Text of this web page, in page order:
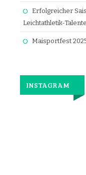
Erfolgreicher
Leichtathletik-Talente
Maisportfest
INSTAGRAM